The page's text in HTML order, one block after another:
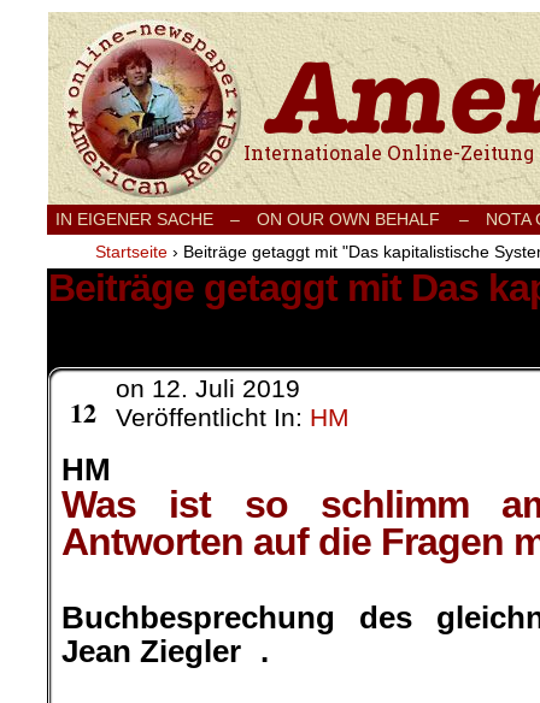
Internationale Onlinezeitung für Frieden,
IN EIGENER SACHE – ON OUR OWN BEHALF –
NOTA
Startseite › Beiträge getaggt mit "Das kapitalistische
Beiträge getaggt mit Das
12
on 12. Juli 2019
Veröffentlicht In: HM
HM
Was ist so schlimm
Antworten auf die Fragen
Buchbesprechung des
Jean Ziegler .